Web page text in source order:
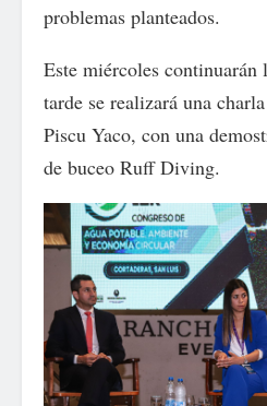
problemas planteados.
Este miércoles continuarán
tarde se realizará una
Piscu Yaco, con una
de buceo Ruff Diving.